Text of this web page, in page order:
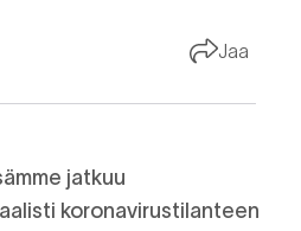
Jaa
jatkuu
koronavirustilanteen